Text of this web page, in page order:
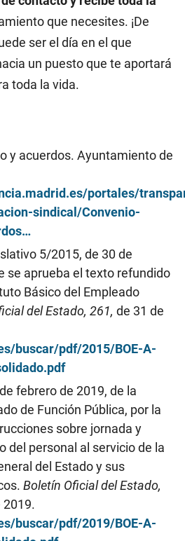
que necesites. ¡De
ser el día en el que
un puesto que te aportará
toda la vida.
y acuerdos. Ayuntamiento de
portales/
sindical/Convenio-
5/2015, de 30 de
se aprueba el texto refundido
Básico del Empleado
del Estado, 261, de 31 de
buscar/pdf/2015/BOE-A-
febrero de 2019, de la
de Función Pública, por la
sobre jornada y
del personal al servicio de la
del Estado y sus
Boletín Oficial del Estado,
2019.
buscar/pdf/2019/BOE-A-